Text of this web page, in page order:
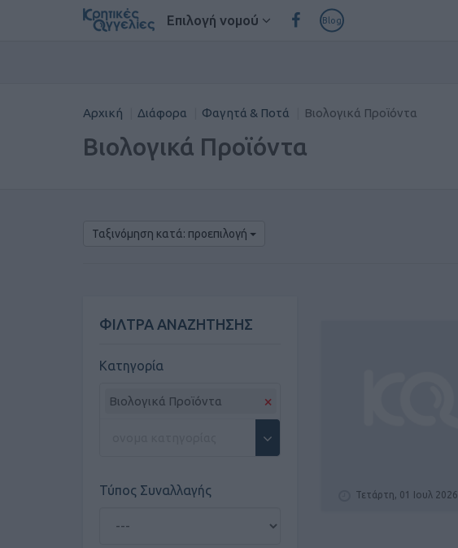
Επιλογή νομού Blog
Αρχική Διάφορα Φαγητά & Ποτά Βιολογικά Προϊόντα
Βιολογικά Προϊόντα
Ταξινόμηση κατά: προεπιλογή
ΦΙΛΤΡΑ ΑΝΑΖΗΤΗΣΗΣ
Κατηγορία
Βιολογικά Προϊόντα ×
Τύπος Συναλλαγής Τετάρτη, 01 Ιουλ 2026